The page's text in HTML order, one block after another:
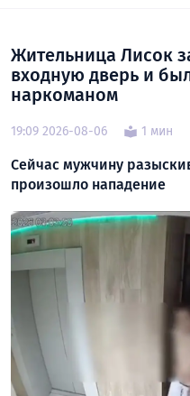
Жительница Лисок
входную дверь и
наркоманом
19:09 2026-08-06 1 мин
Сейчас мужчину
произошло нападение